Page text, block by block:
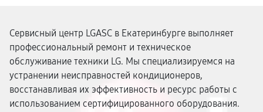
Сервисный центр LGASC в Екатеринбурге выполняет
профессиональный ремонт и техническое
обслуживание техники LG. Мы специализируемся на
устранении неисправностей кондиционеров,
восстанавливая их эффективность и ресурс работы с
использованием сертифицированного оборудования.